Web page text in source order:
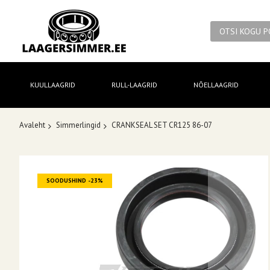
KUULLAAGRID RULL-LAAGRID NÕELLAAGRID
Avaleht Simmerlingid CRANKSEAL SET CR125 86-07
Skip
SOODUSHIND -23%